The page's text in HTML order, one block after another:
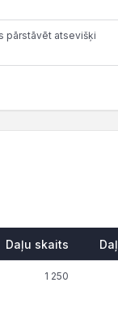
pārstāvēt atsevišķi
Daļu skaits
1 250